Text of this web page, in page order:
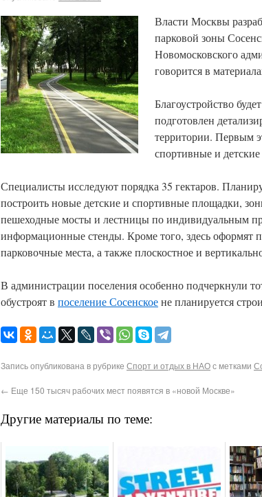
Власти Москвы
парковой зоны
Новомосковского
говорится в
Благоустройство
подготовлен
территории. Первым
спортивные и
Специалисты исследуют порядка 35 гектаров.
построить новые детские и спортивные площадки,
пешеходные мосты и лестницы по индивидуальным
информационные стенды. Кроме того, здесь оформят
парковочные места, а также плоскостное и
В администрации поселения особенно подчеркнули
обустроят в поселение Сосенскоене планируется
Запись опубликована в рубрике Спорт и отдых в НАОс метками
← Еще 150 тысяч рабочих мест появятся в «новой Москве»
Другие материалы по теме: